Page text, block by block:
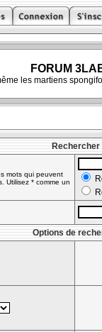
FORUM
les martiens
Rechercher
mots qui peuvent
Utilisez * comme un
Options de